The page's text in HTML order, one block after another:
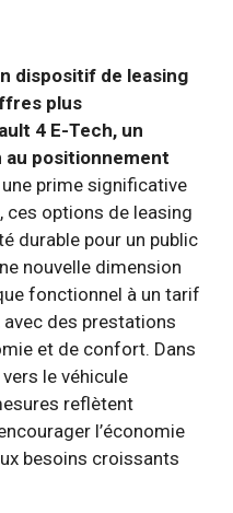
dispositif de leasing
plus
4 E-Tech, un
positionnement
prime significative
options de leasing
durable pour un public
nouvelle dimension
fonctionnel à un tarif
des prestations
et de confort. Dans
le véhicule
reflètent
l’économie
besoins croissants